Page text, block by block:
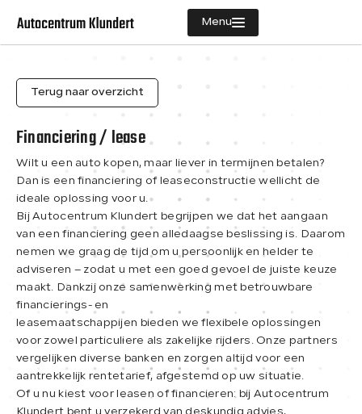
Menu
Vacatures
Over ons
Contact
Terug naar overzicht
Financiering / lease
Wilt u een auto kopen, maar liever in termijnen betalen?
Dan is een financiering of leaseconstructie wellicht de
ideale oplossing voor u.
Bij Autocentrum Klundert begrijpen we dat het aangaan
van een financiering geen alledaagse beslissing is. Daarom
nemen we graag de tijd om u persoonlijk en helder te
adviseren – zodat u met een goed gevoel de juiste keuze
maakt. Dankzij onze samenwerking met betrouwbare
financierings- en
leasemaatschappijen bieden we flexibele oplossingen
voor zowel particuliere als zakelijke rijders. Onze partners
vergelijken diverse banken en zorgen altijd voor een
aantrekkelijk rentetarief, afgestemd op uw situatie.
Of u nu kiest voor leasen of financieren: bij Autocentrum